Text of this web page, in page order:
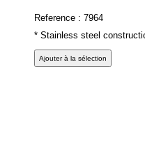
Reference : 7964
* Stainless steel